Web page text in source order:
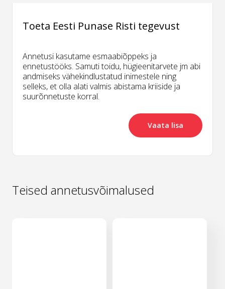
Toeta Eesti Punase Risti tegevust
Annetusi kasutame esmaabiõppeks ja
ennetustööks. Samuti toidu, hügieenitarvete jm abi
andmiseks vähekindlustatud inimestele ning
selleks, et olla alati valmis abistama kriiside ja
suurõnnetuste korral.
Vaata lisa
Teised annetusvõimalused